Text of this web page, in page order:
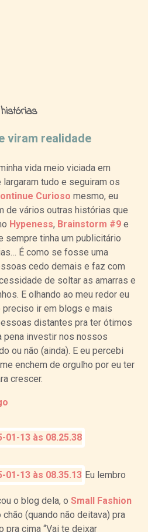
viram realidade
vida meio viciada em
tudo e seguiram os
Curioso mesmo, eu
de vários outras histórias que
Hypeness, Brainstorm #9e
sempre tinha um publicitário
É como se fosse uma
cedo demais e faz com
de soltar as amarras e
E olhando ao meu redor eu
preciso ir em blogs e mais
distantes pra ter ótimos
pena investir nos nossos
ou não (ainda). E eu percebi
enchem de orgulho por eu ter
crescer.
Eu lembro
o blog dela, o Small Fashion
chão (quando não deitava) pra
cima “Vai te deixar